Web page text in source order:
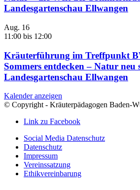
Landesgartenschau Ellwangen
Aug. 16
11:00 bis 12:00
Kräuterführung im Treffpunkt
Sommers entdecken – Natur neu
Landesgartenschau Ellwangen
Kalender anzeigen
© Copyright - Kräuterpädagogen Baden-
Link zu Facebook
Social Media Datenschutz
Datenschutz
Impressum
Vereinssatzung
Ethikvereinbarung